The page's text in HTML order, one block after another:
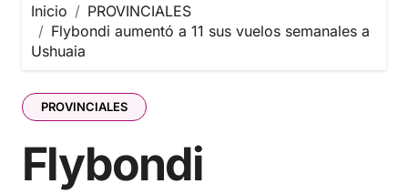
Inicio
PROVINCIALES
Flybondi aumentó a 11 sus vuelos semanales a
Ushuaia
PROVINCIALES
Flybondi